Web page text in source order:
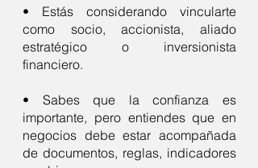
• Estás considerando vincularte
como socio, accionista, aliado
estratégico o inversionista
financiero.
• Sabes que la confianza es
importante, pero entiendes que en
negocios debe estar acompañada
de documentos, reglas, indicadores